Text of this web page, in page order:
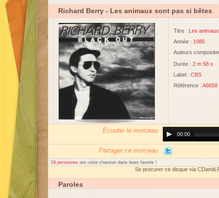
Richard Berry - Les animaux sont pas si bêtes
Titre : Les
Année : 1985
Auteurs
Durée : 2 m 58 s
Label : CBS
Référence : A6658
Écouter le morceau
Player00:00
Partager ce morceau
18 personnes ont cette chanson dans leurs favoris !
Se procurer ce disque via
Paroles